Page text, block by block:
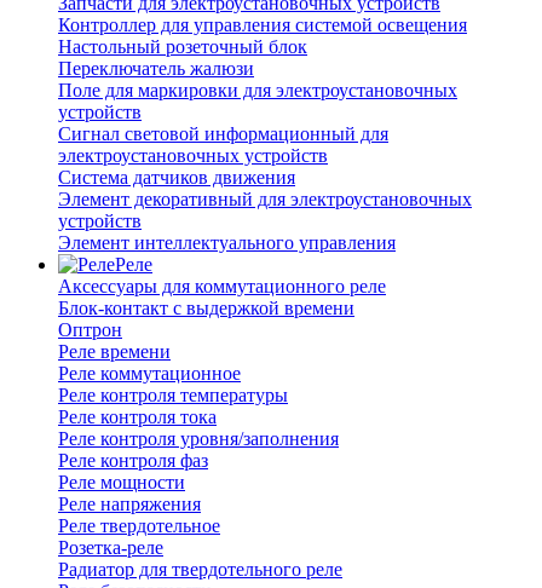
Контроллер для управления системой освещения
Настольный розеточный блок
Переключатель жалюзи
Поле для маркировки для электроустановочных
устройств
Сигнал световой информационный для
электроустановочных устройств
Система датчиков движения
Элемент декоративный для электроустановочных
устройств
Элемент интеллектуального управления
Реле
Аксессуары для коммутационного реле
Блок-контакт с выдержкой времени
Оптрон
Реле времени
Реле коммутационное
Реле контроля температуры
Реле контроля тока
Реле контроля уровня/заполнения
Реле контроля фаз
Реле мощности
Реле напряжения
Реле твердотельное
Розетка-реле
Радиатор для твердотельного реле